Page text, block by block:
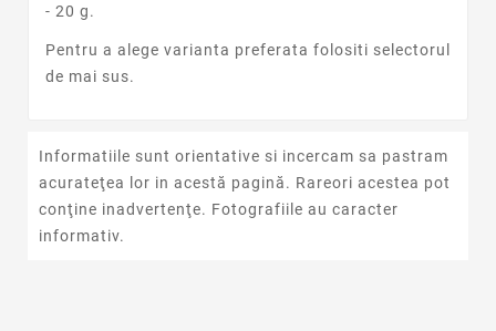
- 20 g.
Pentru a alege varianta preferata folositi selectorul
de mai sus.
Informatiile sunt orientative si incercam sa pastram
acurateţea lor in acestă pagină. Rareori acestea pot
conţine inadvertenţe. Fotografiile au caracter
informativ.